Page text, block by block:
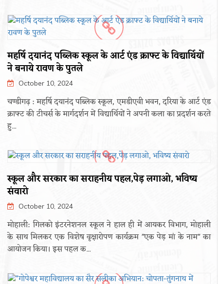
महर्षि दयानंद पब्लिक स्कूल के आर्ट एंड क्राफ्ट के विद्यार्थियों
ने बनाये रावण के पुतले
October 10, 2024
चण्डीगढ़ : महर्षि दयानंद पब्लिक स्कूल, एमडीएवी भवन, दरिया के आर्ट एंड
क्राफ्ट की टीचर्स के मार्गदर्शन में विद्यार्थियों ने अपनी कला का प्रदर्शन करते
हु...
स्कूल और सरकार का सराहनीय पहल,पेड़ लगाओ, भविष्य
संवारो
October 10, 2024
मोहाली: गिलको इंटरनेशनल स्कूल ने हाल ही में आयकर विभाग, मोहाली
के साथ मिलकर एक विशेष वृक्षारोपण कार्यक्रम "एक पेड़ मां के नाम" का
आयोजन किया। इस पहल क...